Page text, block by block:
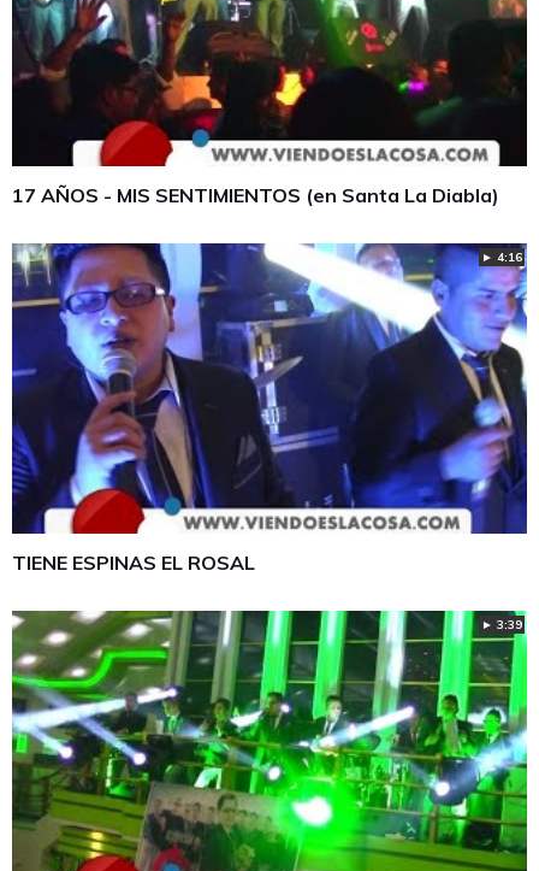
17 AÑOS - MIS SENTIMIENTOS (en Santa La Diabla)
► 4:16
TIENE ESPINAS EL ROSAL
► 3:39